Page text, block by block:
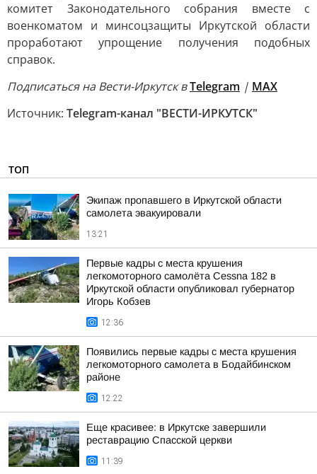
комитет Законодательного собрания вместе с
военкоматом и минсоцзащиты Иркутской области
проработают упрощение получения подобных
справок.
Подписаться на Вести-Иркутск вTelegram | MAX
Источник: Telegram-канал "ВЕСТИ-ИРКУТСК"
ТОП
Экипаж пропавшего в Иркутской области
самолета эвакуировали
13:21
Первые кадры с места крушения
легкомоторного самолёта Cessna 182 в
Иркутской области опубликовал губернатор
Игорь Кобзев
12:36
Появились первые кадры с места крушения
легкомоторного самолета в Бодайбинском
районе
12:22
Еще красивее: в Иркутске завершили
реставрацию Спасской церкви
11:39